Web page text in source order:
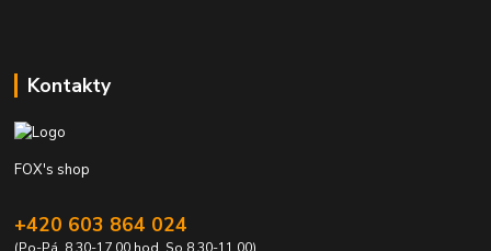
Kontakty
FOX's shop
+420 603 864 024